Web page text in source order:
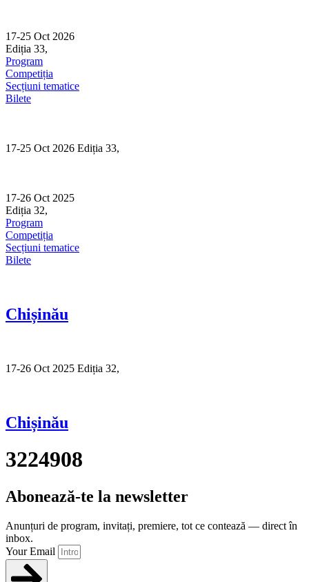
content
17-25 Oct 2026
Ediția 33,
Program
Competiția
Secțiuni tematice
Bilete
17-25 Oct 2026 Ediția 33,
17-26 Oct 2025
Ediția 32,
Program
Competiția
Secțiuni tematice
Bilete
Chișinău
17-26 Oct 2025 Ediția 32,
Chișinău
3224908
Abonează-te la newsletter
Anunțuri de program, invitați, premiere, tot ce contează — direct în
inbox.
Your Email